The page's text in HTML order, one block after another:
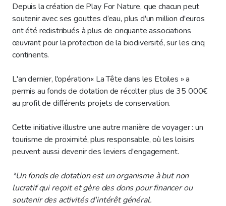
Depuis la création de Play For Nature, que chacun peut
soutenir avec ses gouttes d’eau, plus d'un million d'euros
ont été redistribués à plus de cinquante associations
œuvrant pour la protection de la biodiversité, sur les cinq
continents.
L'an dernier, l'opération« La Tête dans les Etoiles » a
permis au fonds de dotation de récolter plus de 35 000€
au profit de différents projets de conservation.
Cette initiative illustre une autre manière de voyager : un
tourisme de proximité, plus responsable, où les loisirs
peuvent aussi devenir des leviers d'engagement.
*Un fonds de dotation est un organisme à but non
lucratif qui reçoit et gère des dons pour financer ou
soutenir des activités d'intérêt général.